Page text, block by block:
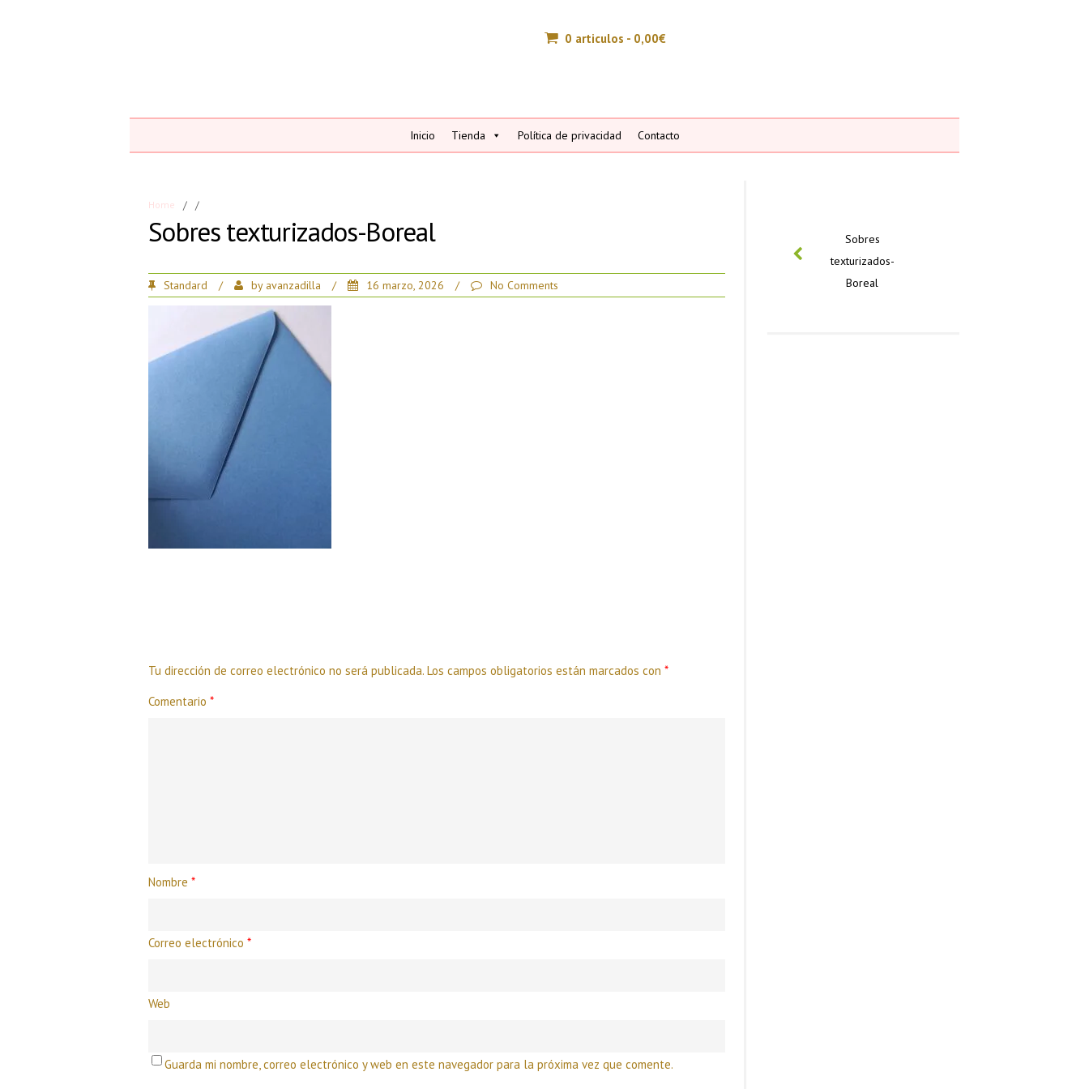
0 articulos - 0,00€
Inicio Tienda Política de privacidad Contacto
Home / /
Sobres texturizados-Boreal
Standard / by avanzadilla / 16 marzo, 2026 / No Comments
Tu dirección de correo electrónico no será publicada. Los campos obligatorios están marcados con *
Comentario *
Nombre *
Correo electrónico *
Web
Guarda mi nombre, correo electrónico y web en este navegador para la próxima vez que comente.
Sobres
texturizados-
Boreal